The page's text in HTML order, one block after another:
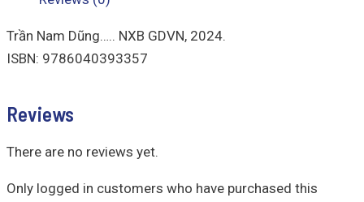
Trần Nam Dũng….. NXB GDVN, 2024.
ISBN: 9786040393357
Reviews
There are no reviews yet.
Only logged in customers who have purchased this